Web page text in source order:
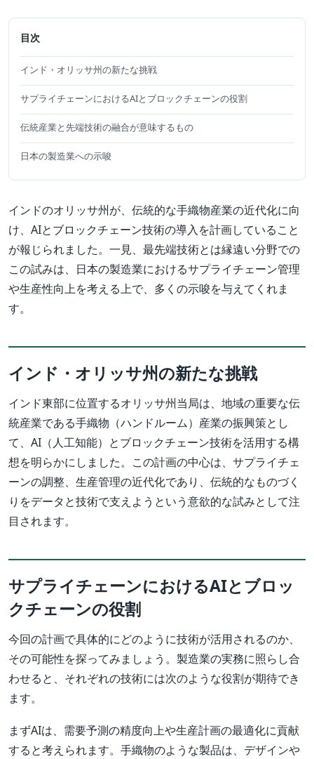
目次
インド・オリッサ州の新たな挑戦
サプライチェーンにおけるAIとブロックチェーンの役割
伝統産業と先端技術の融合が意味するもの
日本の製造業への示唆
インドのオリッサ州が、伝統的な手織物産業の近代化に向
け、AIとブロックチェーン技術の導入を計画していること
が報じられました。一見、最先端技術とは縁遠い分野での
この試みは、日本の製造業におけるサプライチェーン管理
や生産性向上を考える上で、多くの示唆を与えてくれま
す。
インド・オリッサ州の新たな挑戦
インド東部に位置するオリッサ州当局は、地域の重要な伝
統産業である手織物（ハンドルーム）産業の振興策とし
て、AI（人工知能）とブロックチェーン技術を活用する構
想を明らかにしました。この計画の中心は、サプライチェ
ーンの調整、生産管理の近代化であり、伝統的なものづく
りをデータと技術で支えようという意欲的な試みとして注
目されます。
サプライチェーンにおけるAIとブロッ
クチェーンの役割
今回の計画で具体的にどのように技術が活用されるのか、
その可能性を探ってみましょう。製造業の実務に照らし合
わせると、それぞれの技術には次のような役割が期待でき
ます。
まずAIは、需要予測の精度向上や生産計画の最適化に貢献
すると考えられます。手織物のような製品は、デザインや